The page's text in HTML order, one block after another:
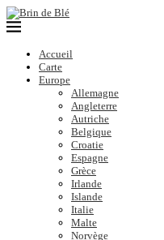
Accueil
Carte
Europe
Allemagne
Angleterre
Autriche
Belgique
Croatie
Espagne
Grèce
Irlande
Islande
Italie
Malte
Norvège